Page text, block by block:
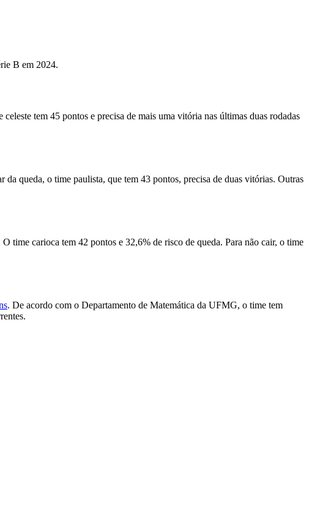
B em 2024.
tem 45 pontos e precisa de mais uma vitória nas últimas duas rodadas
queda, o time paulista, que tem 43 pontos, precisa de duas vitórias. Outras
time carioca tem 42 pontos e 32,6% de risco de queda. Para não cair, o time
. De acordo com o Departamento de Matemática da UFMG, o time tem